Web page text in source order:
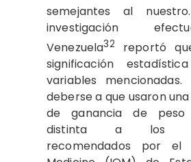
semejantes al nuestro.
investigación
Venezuela32
reportó
significación
variables
deberse a que usaron
de ganancia de peso
distinta a los
recomendados por